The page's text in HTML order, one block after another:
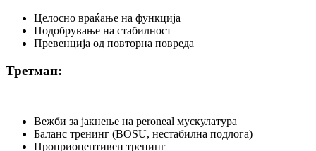
Целосно враќање на функција
Подобрување на стабилност
Превенција од повторна повреда
Третман:
Вежби за јакнење на peroneal мускулатура
Баланс тренинг (BOSU, нестабилна подлога)
Проприоцептивен тренинг